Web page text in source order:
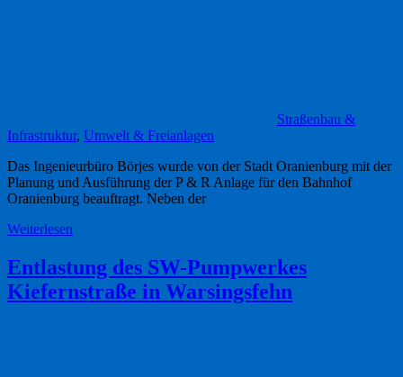
Straßenbau &
Infrastruktur, Umwelt & Freianlagen
Das Ingenieurbüro Börjes wurde von der Stadt Oranienburg mit der
Planung und Ausführung der P & R Anlage für den Bahnhof
Oranienburg beauftragt. Neben der
Weiterlesen
Entlastung des SW-Pumpwerkes
Kiefernstraße in Warsingsfehn